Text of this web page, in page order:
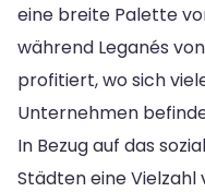
eine breite Palette
während Leganés
profitiert, wo sich
Unternehmen
In Bezug auf das
Städten eine